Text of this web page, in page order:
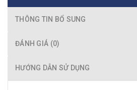
THÔNG TIN BỔ SUNG
ĐÁNH GIÁ (0)
HƯỚNG DẪN SỬ DỤNG